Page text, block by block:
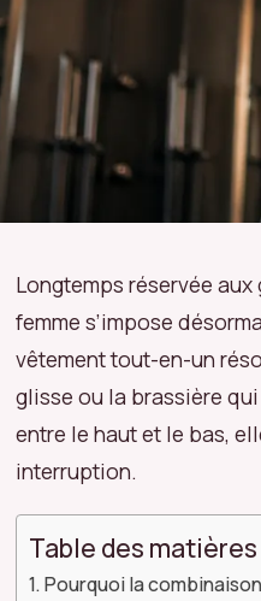
Longtemps réservée
femme s’impose
vêtement tout-en-un
glisse ou la brassière
entre le haut et le bas,
interruption.
Table des matières
Pourquoi la